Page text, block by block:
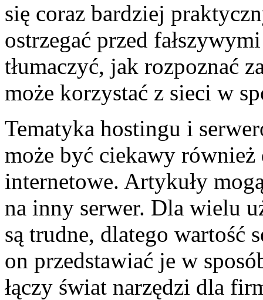
się coraz bardziej
ostrzegać przed
tłumaczyć, jak rozpoznać
może korzystać z sieci w
Tematyka hostingu i
może być ciekawy
internetowe. Artykuły
na inny serwer. Dla wielu
są trudne, dlatego wartość
on przedstawiać je w
łączy świat narzędzi dla